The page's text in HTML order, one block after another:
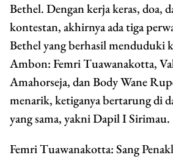
Bethel. Dengan kerja keras, doa,
kontestan, akhirnya ada tiga
Bethel yang berhasil menduduki
Ambon: Femri Tuawanakotta,
Amahorseja, dan Body Wane
menarik, ketiganya bertarung di
yang sama, yakni Dapil I Sirimau.
Femri Tuawanakotta: Sang